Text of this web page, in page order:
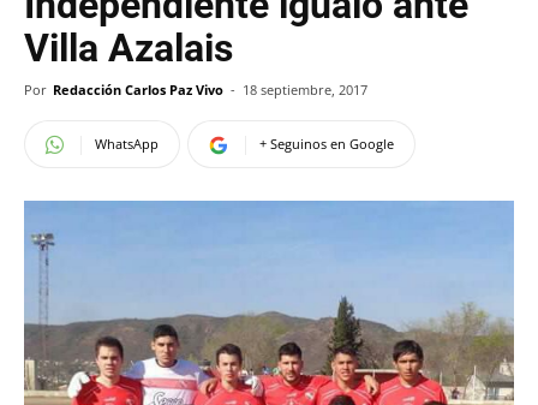
Villa Azalais
Por Redacción Carlos Paz Vivo - 18 septiembre, 2017
WhatsApp + Seguinos en Google